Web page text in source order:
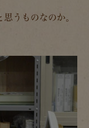
うものなのか。